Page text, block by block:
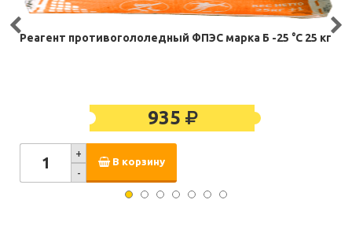
Реагент противогололедный ФПЭС марка Б -25 °С 25 кг
935
+
-
В корзину